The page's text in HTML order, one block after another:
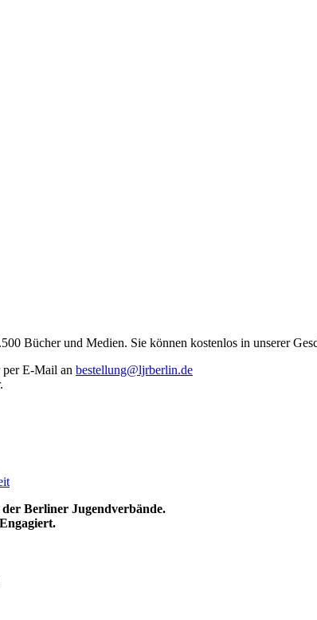
Bücher und Medien. Sie können kostenlos in unserer
per E-Mail an bestellung@ljrberlin.de
Berliner Jugendverbände.